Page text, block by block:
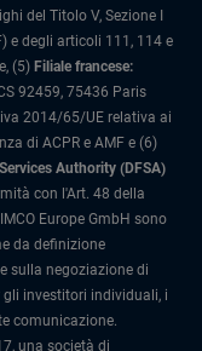
del Titolo V, Sezione I
e degli articoli 111, 114 e
(5) Filiale francese:
92459, 75436 Paris
2014/65/UE relativa ai
di ACPR e AMF e (6)
Authority (DFSA)
con l'Art. 48 della
Europe GmbH sono
da definizione
sulla negoziazione di
investitori individuali, i
comunicazione.
una società di